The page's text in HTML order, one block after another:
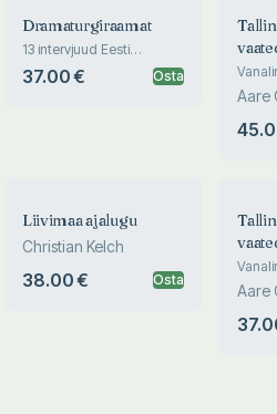
Dramaturgiraamat
13 intervjuud Eesti
dramaturgidega
37.00 € Osta
Aare
Liivimaa ajalugu
Christian Kelch
38.00 € Osta
Aare